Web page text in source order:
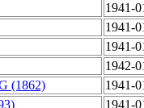
1941-
1941-
1941-
1942-
(1862)
1941-
1941-